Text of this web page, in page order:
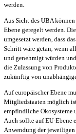
werden.
Aus Sicht des UBA
Ebene geregelt werden.
umgesetzt werden, dass
Schritt wäre getan, wenn
und genehmigt würden
die Zulassung von
zukünftig von
Auf europäischer Ebene
Mitgliedstaaten möglich
empfindliche Ökosysteme
Auch sollte auf EU-Ebene
Anwendung der